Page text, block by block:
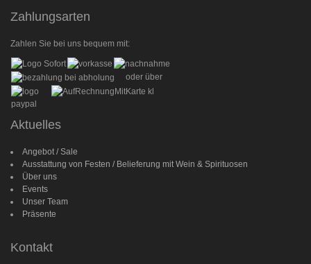
Zahlungsarten
Zahlen Sie bei uns bequem mit:
oder über
Aktuelles
Angebot / Sale
Ausstattung von Festen / Belieferung mit Wein & Spirituosen
Über uns
Events
Unser Team
Präsente
Kontakt